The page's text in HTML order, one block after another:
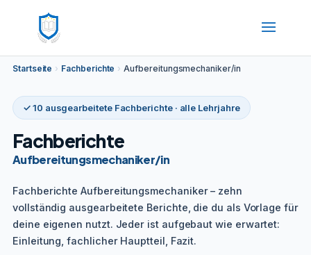
Startseite › Fachberichte › Aufbereitungsmechaniker/in
✓ 10 ausgearbeitete Fachberichte · alle Lehrjahre
Fachberichte
Aufbereitungsmechaniker/in
Fachberichte Aufbereitungsmechaniker – zehn
vollständig ausgearbeitete Berichte, die du als Vorlage für
deine eigenen nutzt. Jeder ist aufgebaut wie erwartet:
Einleitung, fachlicher Hauptteil, Fazit.